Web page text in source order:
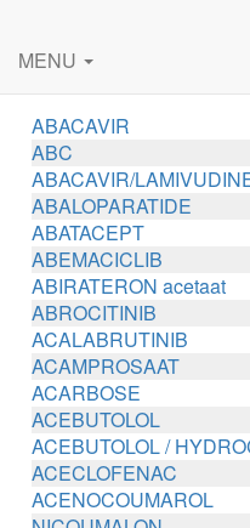
MENU
ABACAVIR
ABC
ABACAVIR/
ABALOPARATIDE
ABATACEPT
ABEMACICLIB
ABIRATERON acetaat
ABROCITINIB
ACALABRUTINIB
ACAMPROSAAT
ACARBOSE
ACEBUTOLOL
ACEBUTOLOL /
ACECLOFENAC
ACENOCOUMAROL